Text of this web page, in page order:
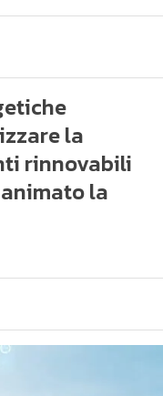
la
rinnovabili
la